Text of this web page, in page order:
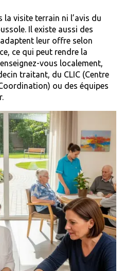
la visite terrain ni l’avis du
Il existe aussi des
leur offre selon
ce qui peut rendre la
vous localement,
traitant, du CLIC (Centre
ou des équipes
.